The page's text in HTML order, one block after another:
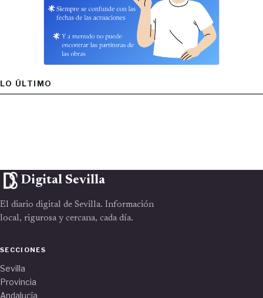
LO ÚLTIMO
Digital Sevilla
El diario digital de Sevilla. Información
local, rigurosa y cercana, cada día.
SECCIONES
Sevilla
Provincia
Andalucía